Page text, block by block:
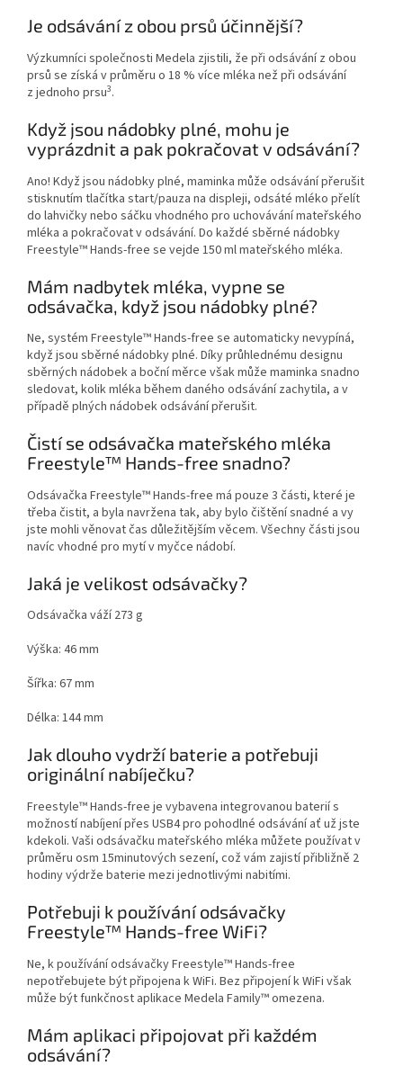
Je odsávání z obou prsů účinnější?
Výzkumníci společnosti Medela zjistili, že při odsávání z obou
prsů se získá v průměru o 18 % více mléka než při odsávání
z jednoho prsu3.
Když jsou nádobky plné, mohu je
vyprázdnit a pak pokračovat v odsávání?
Ano! Když jsou nádobky plné, maminka může odsávání přerušit
stisknutím tlačítka start/pauza na displeji, odsáté mléko přelít
do lahvičky nebo sáčku vhodného pro uchovávání mateřského
mléka a pokračovat v odsávání. Do každé sběrné nádobky
Freestyle™ Hands-free se vejde 150 ml mateřského mléka.
Mám nadbytek mléka, vypne se
odsávačka, když jsou nádobky plné?
Ne, systém Freestyle™ Hands-free se automaticky nevypíná,
když jsou sběrné nádobky plné. Díky průhlednému designu
sběrných nádobek a boční měrce však může maminka snadno
sledovat, kolik mléka během daného odsávání zachytila, a v
případě plných nádobek odsávání přerušit.
Čistí se odsávačka mateřského mléka
Freestyle™ Hands-free snadno?
Odsávačka Freestyle™ Hands-free má pouze 3 části, které je
třeba čistit, a byla navržena tak, aby bylo čištění snadné a vy
jste mohli věnovat čas důležitějším věcem. Všechny části jsou
navíc vhodné pro mytí v myčce nádobí.
Jaká je velikost odsávačky?
Odsávačka váží 273 g
Výška: 46 mm
Šířka: 67 mm
Délka: 144 mm
Jak dlouho vydrží baterie a potřebuji
originální nabíječku?
Freestyle™ Hands-free je vybavena integrovanou baterií s
možností nabíjení přes USB4 pro pohodlné odsávání ať už jste
kdekoli. Vaši odsávačku mateřského mléka můžete používat v
průměru osm 15minutových sezení, což vám zajistí přibližně 2
hodiny výdrže baterie mezi jednotlivými nabitími.
Potřebuji k používání odsávačky
Freestyle™ Hands-free WiFi?
Ne, k používání odsávačky Freestyle™ Hands-free
nepotřebujete být připojena k WiFi. Bez připojení k WiFi však
může být funkčnost aplikace Medela Family™ omezena.
Mám aplikaci připojovat při každém
odsávání?